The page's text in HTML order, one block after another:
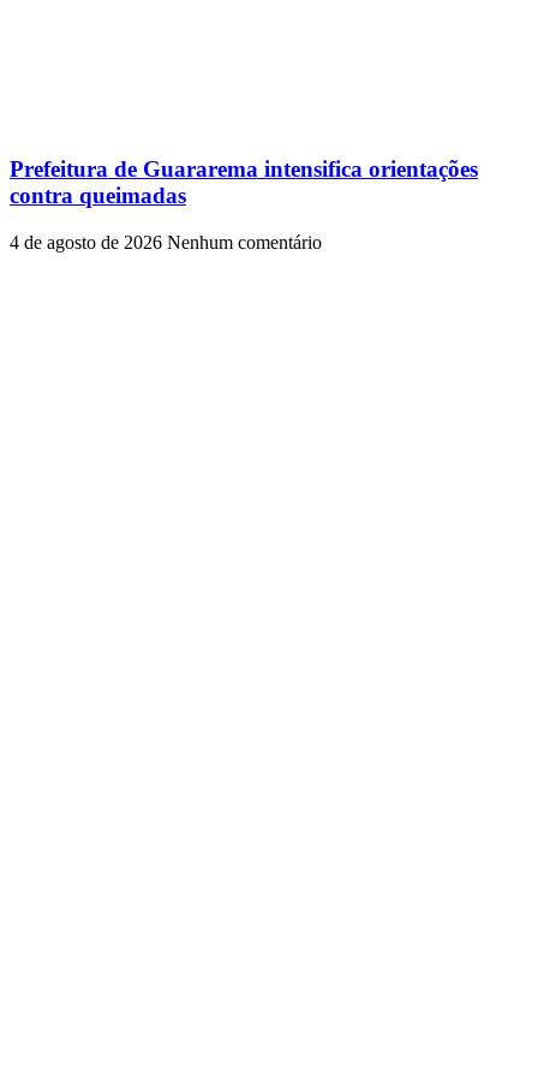
Prefeitura de Guararema intensifica orientações
contra queimadas
4 de agosto de 2026 Nenhum comentário